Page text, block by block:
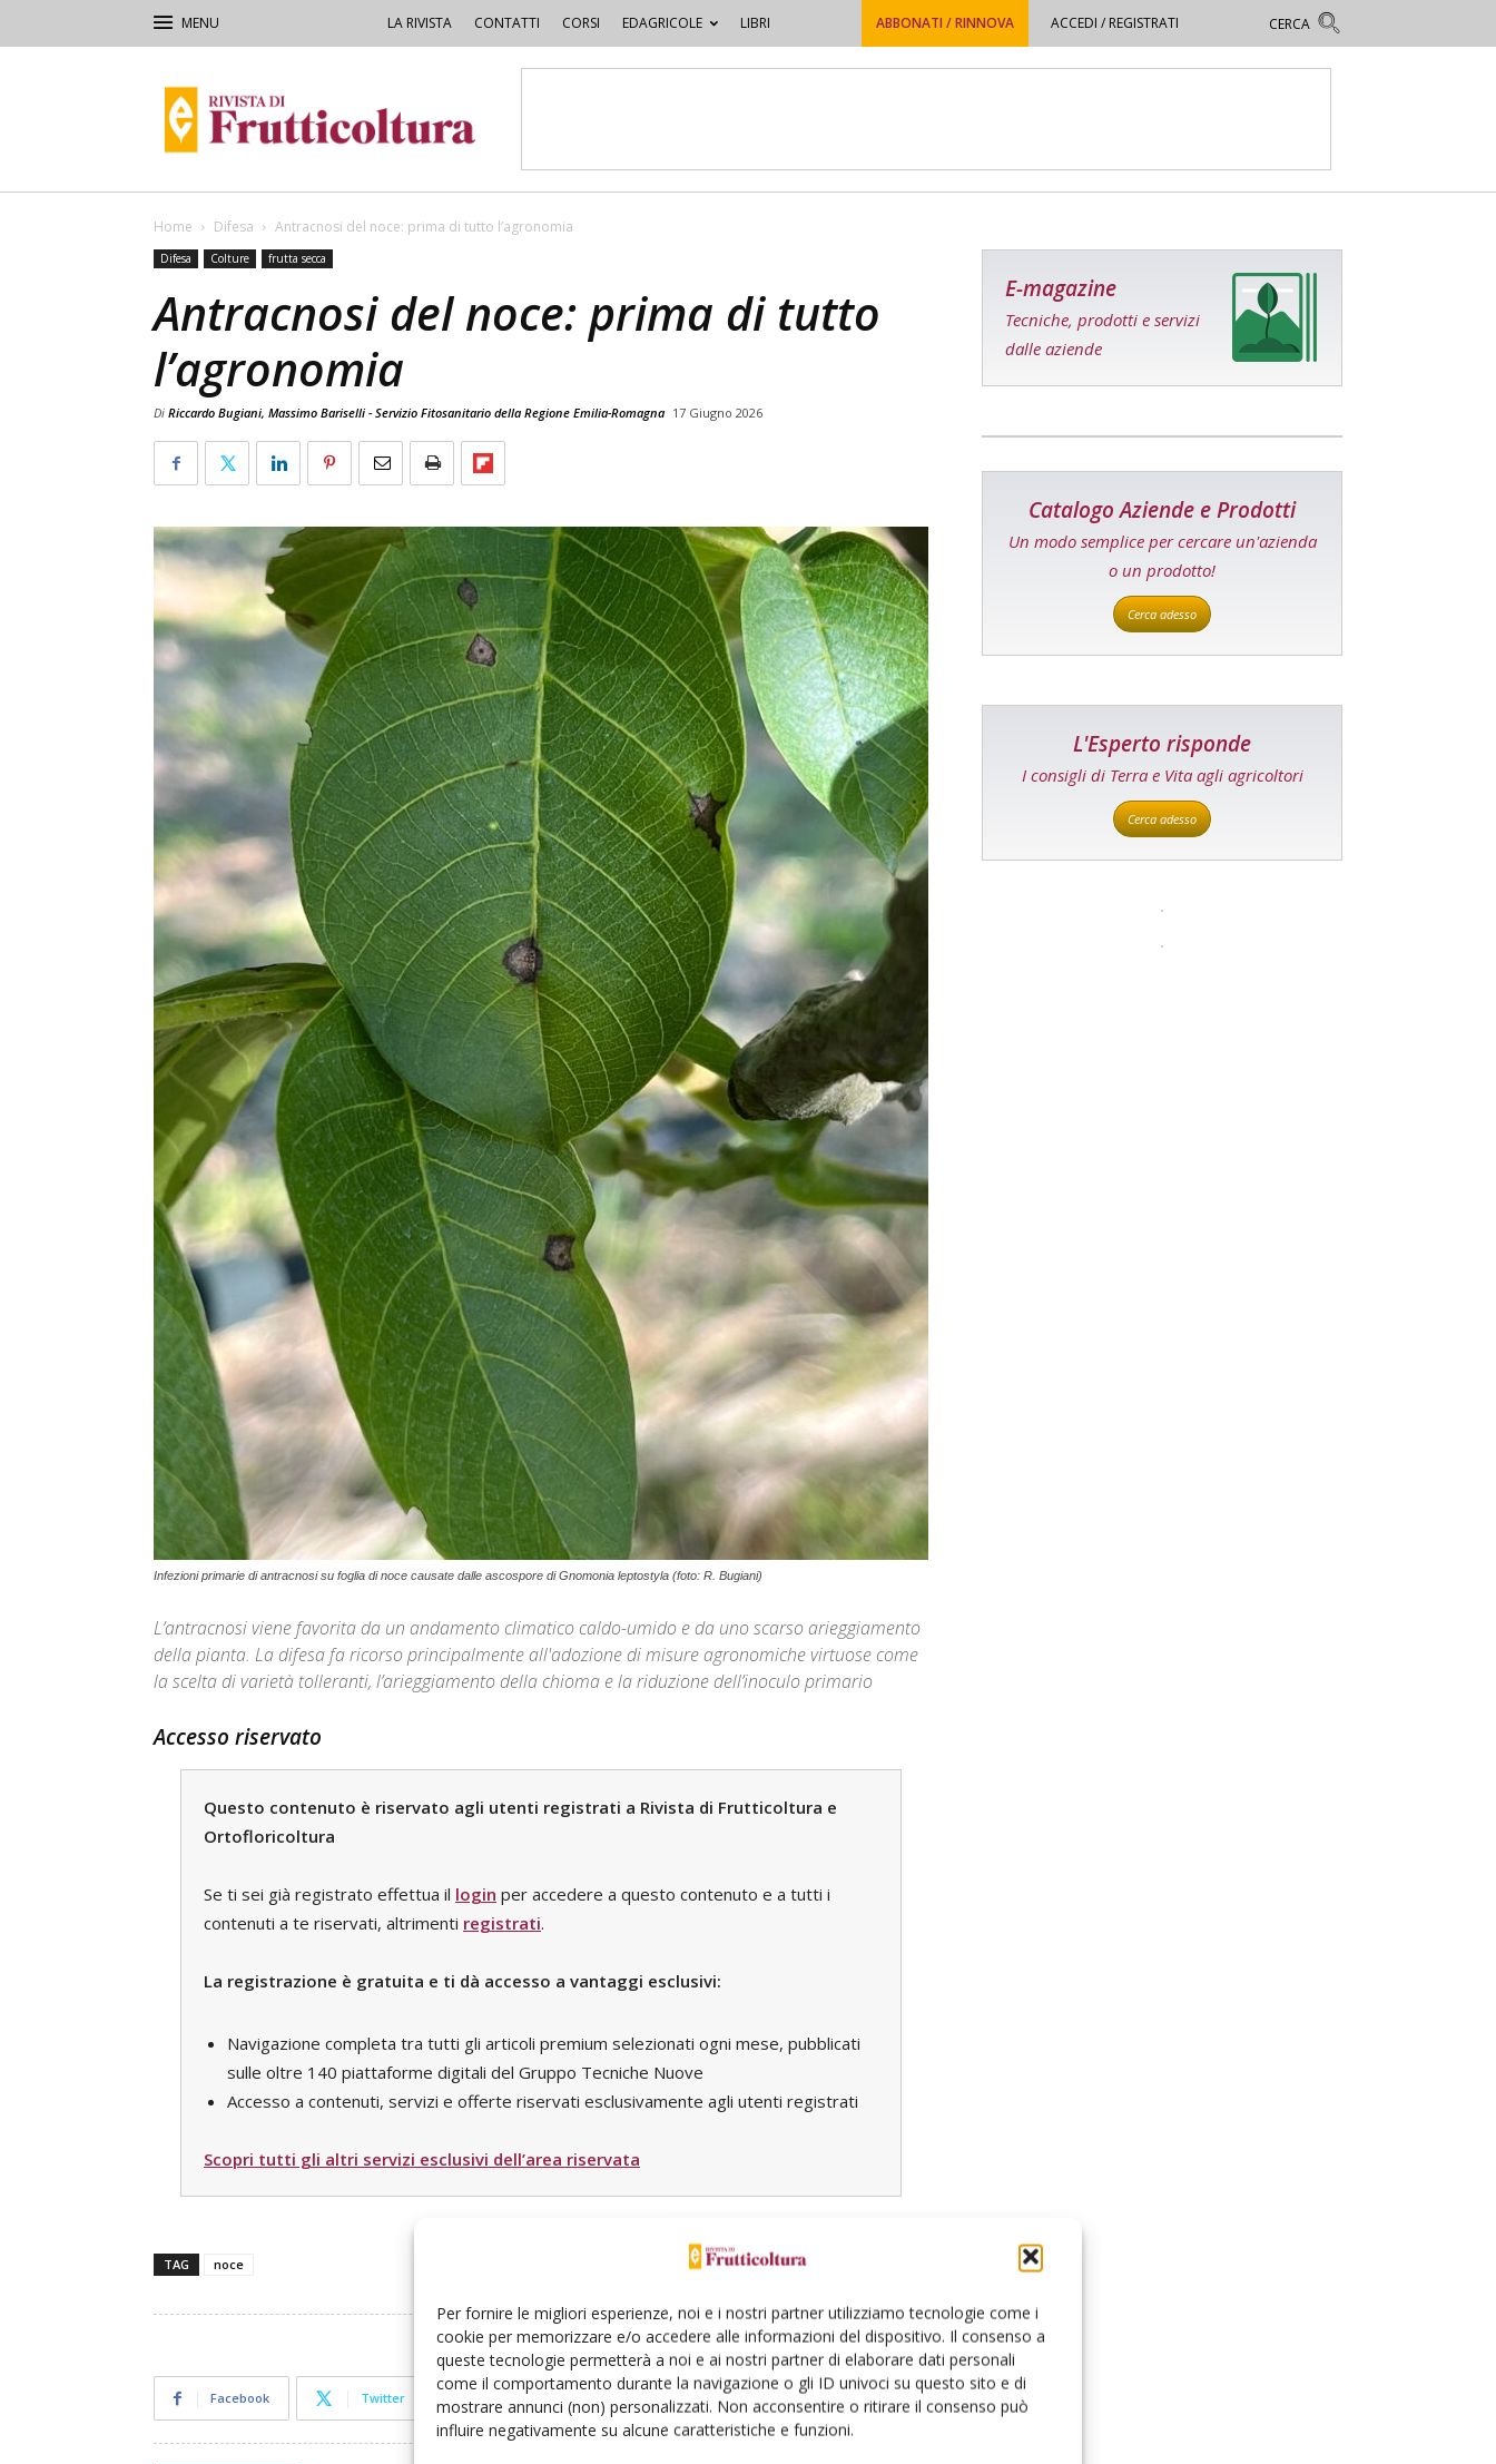
Per fornire le migliori esperienze, noi e i nostri partner utilizziamo tecnologie come i
cookie per memorizzare e/o accedere alle informazioni del dispositivo. Il consenso a
queste tecnologie permetterà a noi e ai nostri partner di elaborare dati personali
come il comportamento durante la navigazione o gli ID univoci su questo sito e di
mostrare annunci (non) personalizzati. Non acconsentire o ritirare il consenso può
influire negativamente su alcune caratteristiche e funzioni.
LA RIVISTA CONTATTI CORSI EDAGRICOLE LIBRI ABBONATI / RINNOVA ACCEDI / REGISTRATI
di
Frutticoltura
Home Difesa Antracnosi del noce: prima di tutto l’agronomia
Difesa Colture frutta secca
Antracnosi del noce: prima di tutto
l’agronomia
Di Riccardo Bugiani, Massimo Bariselli - Servizio Fitosanitario della Regione Emilia-Romagna 17 Giugno 2026
Infezioni primarie di antracnosi su foglia di noce causate dalle ascospore di Gnomonia leptostyla (foto: R. Bugiani)
L’antracnosi viene favorita da un andamento climatico caldo-umido e da uno scarso arieggiamento
della pianta. La difesa fa ricorso principalmente all'adozione di misure agronomiche virtuose come
la scelta di varietà tolleranti, l’arieggiamento della chioma e la riduzione dell’inoculo primario
Accesso riservato
Questo contenuto è riservato agli utenti registrati a Rivista di Frutticoltura e
Ortofloricoltura
Se ti sei già registrato effettua il login per accedere a questo contenuto e a tutti i
contenuti a te riservati, altrimenti registrati.
La registrazione è gratuita e ti dà accesso a vantaggi esclusivi:
Navigazione completa tra tutti gli articoli premium selezionati ogni mese, pubblicati
sulle oltre 140 piattaforme digitali del Gruppo Tecniche Nuove
Accesso a contenuti, servizi e offerte riservati esclusivamente agli utenti registrati
Scopri tutti gli altri servizi esclusivi dell’area riservata
TAG noce
Facebook Twitter Linkedin Pinterest Email
E-magazine
Tecniche, prodotti e servizi
dalle aziende
Catalogo Aziende e Prodotti
Un modo semplice per cercare un'azienda
o un prodotto!
Cerca adesso
L'Esperto risponde
I consigli di Terra e Vita agli agricoltori
Cerca adesso